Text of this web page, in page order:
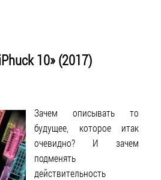
10» (2017)
Зачем описывать то
будущее, которое итак
очевидно? И зачем
подменять
действительность
CATEGORIES
VISIT WEBSITE